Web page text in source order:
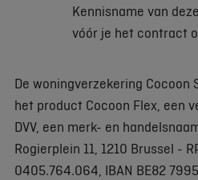
Kennisname van
vóór je het contract
De woningverzekering Cocoon
het product Cocoon Flex, een
DVV, een merk- en
Rogierplein 11, 1210 Brussel -
0405.764.064, IBAN BE82